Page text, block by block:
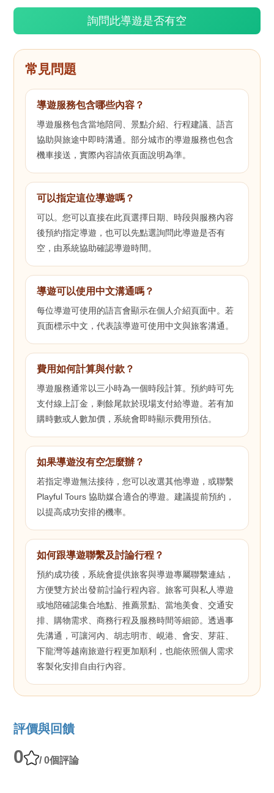
詢問此導遊是否有空
常見問題
導遊服務包含哪些內容？
導遊服務包含當地陪同、景點介紹、行程建議、語言
協助與旅途中即時溝通。部分城市的導遊服務也包含
機車接送，實際內容請依頁面說明為準。
可以指定這位導遊嗎？
可以。您可以直接在此頁選擇日期、時段與服務內容
後預約指定導遊，也可以先點選詢問此導遊是否有
空，由系統協助確認導遊時間。
導遊可以使用中文溝通嗎？
每位導遊可使用的語言會顯示在個人介紹頁面中。若
頁面標示中文，代表該導遊可使用中文與旅客溝通。
費用如何計算與付款？
導遊服務通常以三小時為一個時段計算。預約時可先
支付線上訂金，剩餘尾款於現場支付給導遊。若有加
購時數或人數加價，系統會即時顯示費用預估。
如果導遊沒有空怎麼辦？
若指定導遊無法接待，您可以改選其他導遊，或聯繫
Playful Tours 協助媒合適合的導遊。建議提前預約，
以提高成功安排的機率。
如何跟導遊聯繫及討論行程？
預約成功後，系統會提供旅客與導遊專屬聯繫連結，
方便雙方於出發前討論行程內容。旅客可與私人導遊
或地陪確認集合地點、推薦景點、當地美食、交通安
排、購物需求、商務行程及服務時間等細節。透過事
先溝通，可讓河內、胡志明市、峴港、會安、芽莊、
下龍灣等越南旅遊行程更加順利，也能依照個人需求
客製化安排自由行內容。
評價與回饋
0 / 0個評論